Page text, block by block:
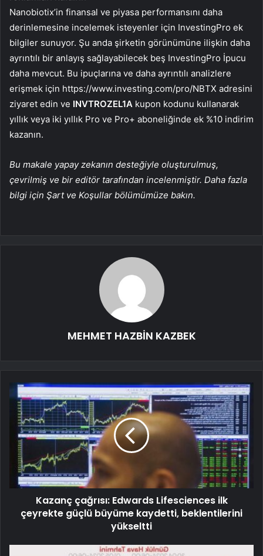
Nanobiotix’in finansal ve piyasa performansını daha
derinlemesine incelemek isteyenler için InvestingPro ek
bilgiler sunuyor. Şu anda şirketin görünümüne ilişkin daha
ayrıntılı bir anlayış sağlayabilecek beş InvestingPro İpucu
daha mevcut. Bu ipuçlarına ve daha ayrıntılı analizlere
erişmek için https://www.investing.com/pro/NBTX adresini
ziyaret edin ve INVTROZEL1A kupon kodunu kullanarak
yıllık veya iki yıllık Pro ve Pro+ aboneliğinde ek %10 indirim
kazanın.
Bu makale yapay zekanın desteğiyle oluşturulmuş,
çevrilmiş ve bir editör tarafından incelenmiştir. Daha fazla
bilgi için Şart ve Koşullar bölümümüze bakın.
MEHMET HAZBİN KAZBEK
Kazanç çağrısı: Edwards Lifesciences ilk
çeyrekte güçlü büyüme kaydetti, beklentilerini
yükseltti